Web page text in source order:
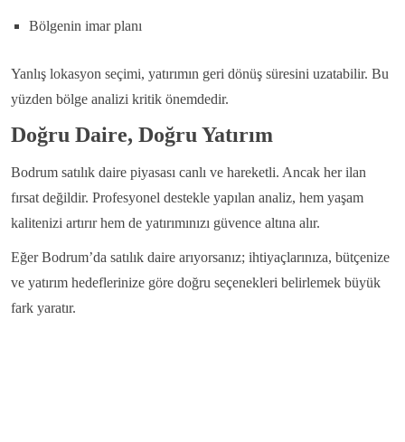
Bölgenin imar planı
Yanlış lokasyon seçimi, yatırımın geri dönüş süresini uzatabilir. Bu
yüzden bölge analizi kritik önemdedir.
Doğru Daire, Doğru Yatırım
Bodrum satılık daire piyasası canlı ve hareketli. Ancak her ilan
fırsat değildir. Profesyonel destekle yapılan analiz, hem yaşam
kalitenizi artırır hem de yatırımınızı güvence altına alır.
Eğer Bodrum’da satılık daire arıyorsanız; ihtiyaçlarınıza, bütçenize
ve yatırım hedeflerinize göre doğru seçenekleri belirlemek büyük
fark yaratır.